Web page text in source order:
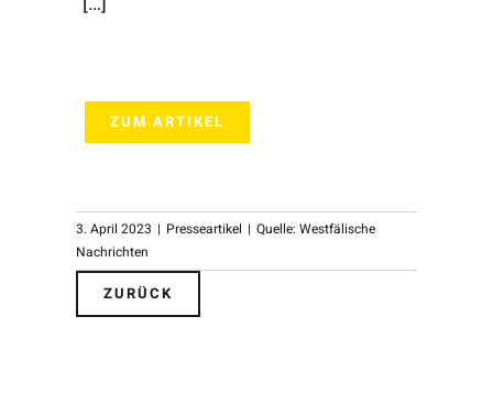
ZUM ARTIKEL
3. April 2023 | Presseartikel | Quelle: Westfälische
Nachrichten
ZURÜCK